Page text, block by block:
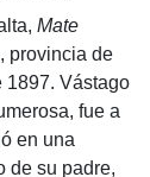
Mate
provincia de
1897. Vástago
fue a
en una
de su padre,